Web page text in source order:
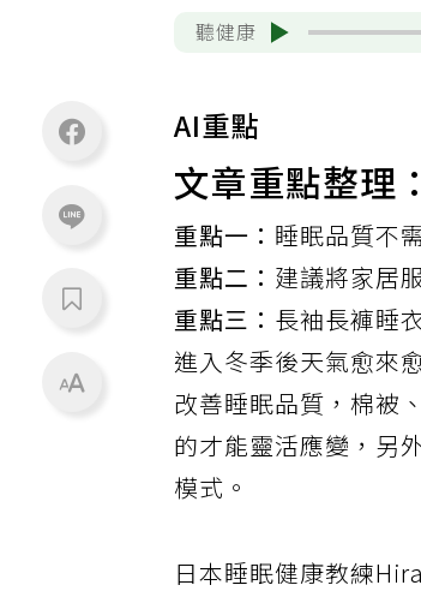
聽健康
AI重點
文章重點整理：
重點一： 睡眠品質不
重點二： 建議將家居
重點三： 長袖長褲睡
進入冬季後天氣愈來
改善睡眠品質 ，棉被
的才能靈活應變，另
模式。
日本睡眠健康教練